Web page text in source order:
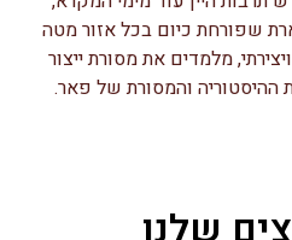
שפורחת כיום בכל אזור מטה
ויצירתי, מלמדים את מסורת ייצור
ההיסטוריה והמסורת של פאר.